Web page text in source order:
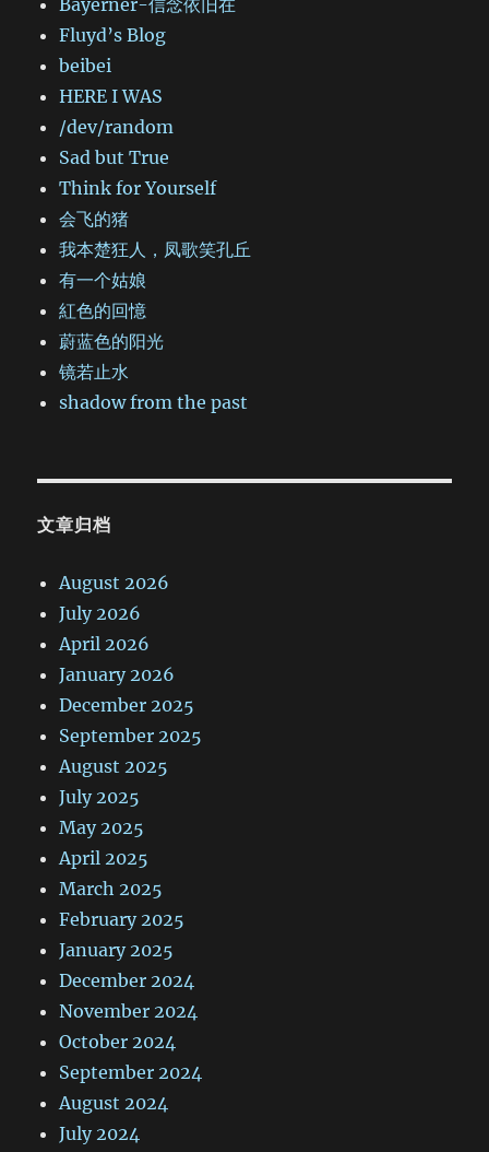
Fluyd’s Blog
beibei
HERE I WAS
/dev/random
Sad but True
Think for Yourself
会飞的猪
我本楚狂人，凤歌笑孔丘
有一个姑娘
紅色的回憶
蔚蓝色的阳光
镜若止水
shadow from the past
文章归档
August 2026
July 2026
April 2026
January 2026
December 2025
September 2025
August 2025
July 2025
May 2025
April 2025
March 2025
February 2025
January 2025
December 2024
November 2024
October 2024
September 2024
August 2024
July 2024